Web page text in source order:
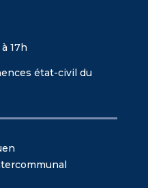
17h
état-civil du